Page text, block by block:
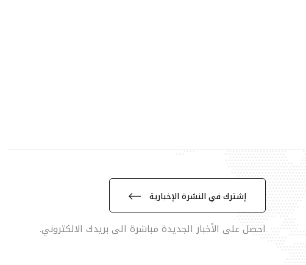
إشترك في النشرة الإخبارية
احصل على الأخبار الجديدة مباشرة الى بريدك الالكتروني.